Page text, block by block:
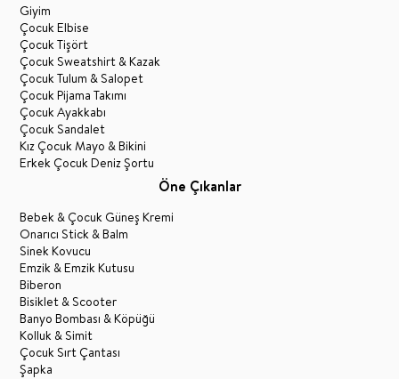
Giyim
Çocuk Elbise
Çocuk Tişört
Çocuk Sweatshirt & Kazak
Çocuk Tulum & Salopet
Çocuk Pijama Takımı
Çocuk Ayakkabı
Çocuk Sandalet
Kız Çocuk Mayo & Bikini
Erkek Çocuk Deniz Şortu
Öne Çıkanlar
Bebek & Çocuk Güneş Kremi
Onarıcı Stick & Balm
Sinek Kovucu
Emzik & Emzik Kutusu
Biberon
Bisiklet & Scooter
Banyo Bombası & Köpüğü
Kolluk & Simit
Çocuk Sırt Çantası
Şapka